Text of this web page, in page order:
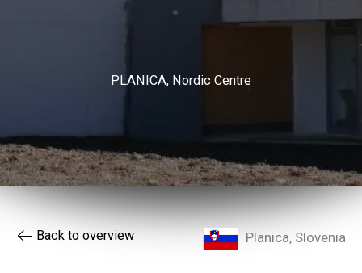
PLANICA, Nordic Centre
Back to overview Planica, Slovenia